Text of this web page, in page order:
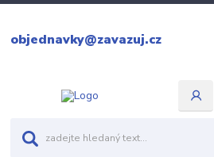
objednavky@zavazuj.cz